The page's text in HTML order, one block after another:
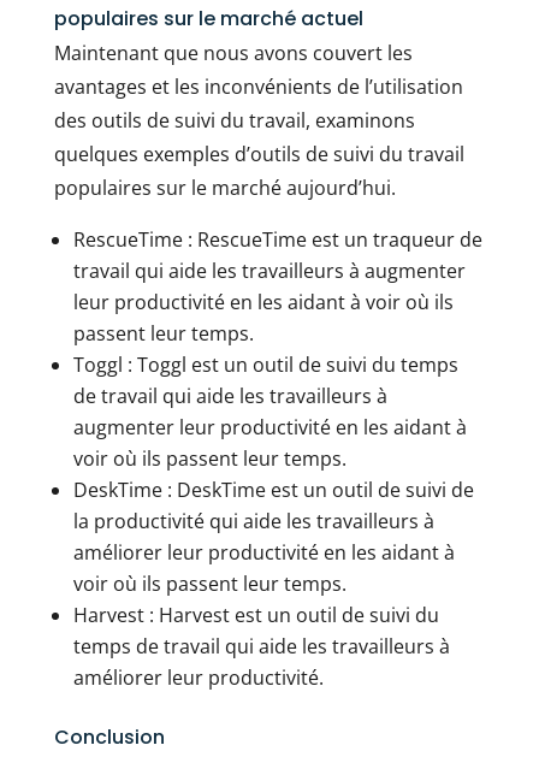
populaires sur le marché actuel
Maintenant que nous avons couvert les
avantages et les inconvénients de l’utilisation
des outils de suivi du travail, examinons
quelques exemples d’outils de suivi du travail
populaires sur le marché aujourd’hui.
RescueTime : RescueTime est un traqueur de
travail qui aide les travailleurs à augmenter
leur productivité en les aidant à voir où ils
passent leur temps.
Toggl : Toggl est un outil de suivi du temps
de travail qui aide les travailleurs à
augmenter leur productivité en les aidant à
voir où ils passent leur temps.
DeskTime : DeskTime est un outil de suivi de
la productivité qui aide les travailleurs à
améliorer leur productivité en les aidant à
voir où ils passent leur temps.
Harvest : Harvest est un outil de suivi du
temps de travail qui aide les travailleurs à
améliorer leur productivité.
Conclusion